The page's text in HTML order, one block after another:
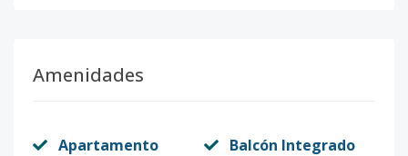
Amenidades
Apartamento
Balcón Integrado